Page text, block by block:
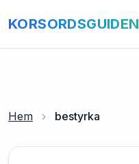
KORSORDSGUIDEN
Hem › bestyrka